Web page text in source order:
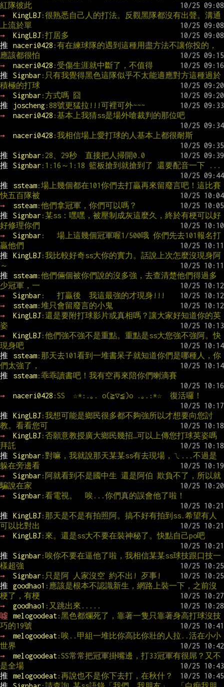
紅隊彼此
→
KingLBJ:很熟悉自己人的打法。反觀黑隊都沒有出聲。溝通
上流於單
→
KingLBJ:打居多
推
naceri0428 :有在練球隊的遇到這種用盡方法不讓你投的，
應該都很怕
→
naceri0428 :受傷生涯就中斷了，不值得
推
Signbar :只有我覺得黑色這隊似乎不太能適應對方這種過於
積極的打球
→
Signbar :方式嗎 囧
推
joscheng:88號更猛拉!!!可裡可外~~~
→
naceri0428 :基本上我猜ss是場外嗆裁判的那位吧
→ naceri0428 :我相信場上愛打球的人基本上都很耐斯
推 Signbar :28、29秒  直接把人掃開0.0
推
Signbar :1:16～1:18 籃板搶到就搶到了 還要配音一下 ...
推 ssteam:場上幾個都在101你們去打贏再來留廢言吧！這比賽
快五百隊被
→
ssteam:他們拿冠軍，你們可以嗎？
推
Signbar :某ss：嘿嘿，被壓制成灰這麼久，終於有梗可以好
好修理你們
→
Signbar :   場上這幾個冠軍喔1/500哦 你們先去101報名打
贏他們
推
KingLBJ:我比較好奇ss大你的實力。話說上次怎麼沒現身阿
～
推
ssteam:他們倆個被你們說的沒多強，去查清楚他們得過多
少冠軍，一
→
Signbar :   打贏後  我這最強的才現身!!!
→
ssteam:堆只會留廢言的小鬼
→
KingLBJ:還是要附打球影片或真相嗎？讓大家好知道你的英
姿
→
KingLBJ:他們強不強不是重點。重點是ss大您強不強阿。快
現身吧
推
ssteam:那天去101看到一堆書呆子就知道你們是哪種人，你
們太強了，
推
ssteam:乖乖讀書吧！我有空再來陪你們喇滴賽
→ naceri0428 :SS  ☆*:.｡. o(≧▽≦)o .｡.:*☆  復活囉！
推 KingLBJ:我想可能是鄉民很多都不夠強所以才想要向您討
教。看看您可
→
KingLBJ:否願意教授廣大鄉民幾招…可以上傳您打球英姿嗎
拜託
推
Signbar :對嘛，我就說那天某某ss有去現場，ㄟ...不過是
躲在旁邊看
→
Signbar :阿就看到不是國中生 還是阿伯 欺負不了，所以就
騙說在家
→
Signbar :看電視。  唉...你們真的誤會他了啦！
推 KingLBJ:那天是不是有拍照阿。搞不好有拍到ss.希望有人
可以比對出
→
KingLBJ:來。還是ss大不要在裝神秘了。快點自己po吧
推 Signbar :唉你不要在逼他了啦，我相信某某ss球技跟口技一
樣超強
→
Signbar :只是阿 人家沒空 約不出! 歹事!
推
goodhao1 :應該是根本不認識新生，網路上裝一下，之前沒
梗了，有梗
→
goodhao1 :又跳出來.....
噓
melogoodeat:黑色都爛死了，靠著一隻只靠著身高打球沒技
巧的19號
→
melogoodeat:唉..甲組一堆比你高比你壯的人拉..活在小小
世界
→
melogoodeat:SS常常把冠軍掛嘴邊，打33冠軍有很屌？又不
是全場
推
melogoodeat:再說也不是你下去打，在秋什？